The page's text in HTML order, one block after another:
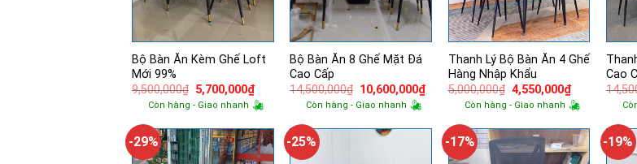
Bộ Bàn Ăn Kèm Ghế Loft
Mới 99%
9,500,000₫ Giá
gốc
là:
5,700,000₫Giá
hiện
tại
5,700,000₫.
Còn hàng - Giao nhanh
Bộ Bàn Ăn 8 Ghế Mặt Đá
Cao Cấp
14,500,000₫ Giá
gốc
là:
10,600,000₫Giá
10,600,000₫.
Còn hàng - Giao nhanh
Thanh Lý Bộ Bàn Ăn 4 Ghế
Hàng Nhập Khẩu
5,000,000₫ Giá
gốc
là:
4,550,000₫Giá
hiện
tại
4,550,000₫.
Còn hàng - Giao nhanh
Cao
-29% -25% -17% -19%